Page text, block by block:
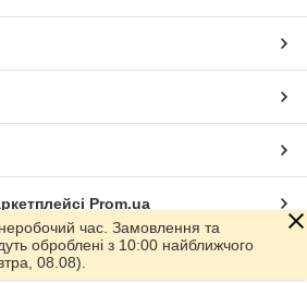
Prom.ua
час. Замовлення та
оброблені з 10:00 найближчого
08.08).